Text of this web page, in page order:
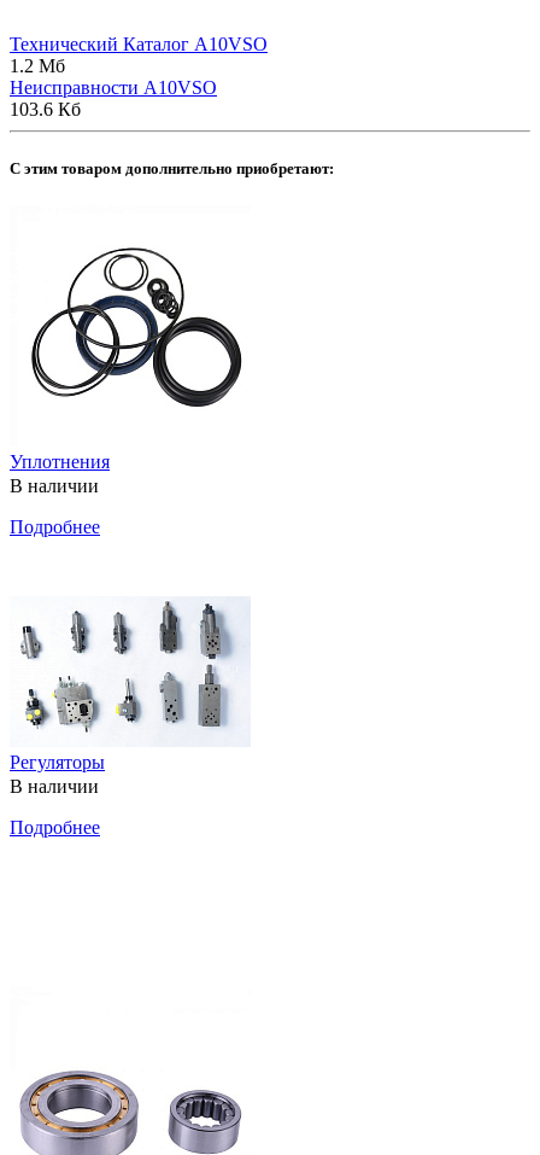
Технический Каталог A10VSO
1.2 Мб
Неисправности A10VSO
103.6 Кб
C этим товаром дополнительно приобретают:
Уплотнения
В наличии
Подробнее
Регуляторы
В наличии
Подробнее